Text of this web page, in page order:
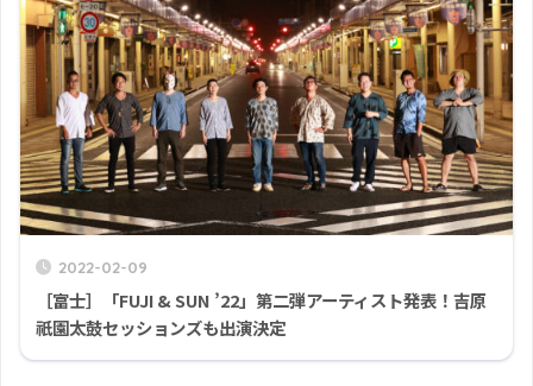
2022-02-09
［富士］「FUJI & SUN ’22」第二弾アーティスト発表！吉原
祇園太鼓セッションズも出演決定